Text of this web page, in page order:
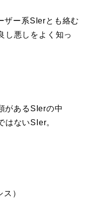
ザー系SIerとも絡む
し悪しをよく知っ
があるSIerの中
はないSIer。
）